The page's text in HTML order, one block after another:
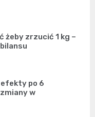
żeby zrzucić 1 kg –
po 6
w